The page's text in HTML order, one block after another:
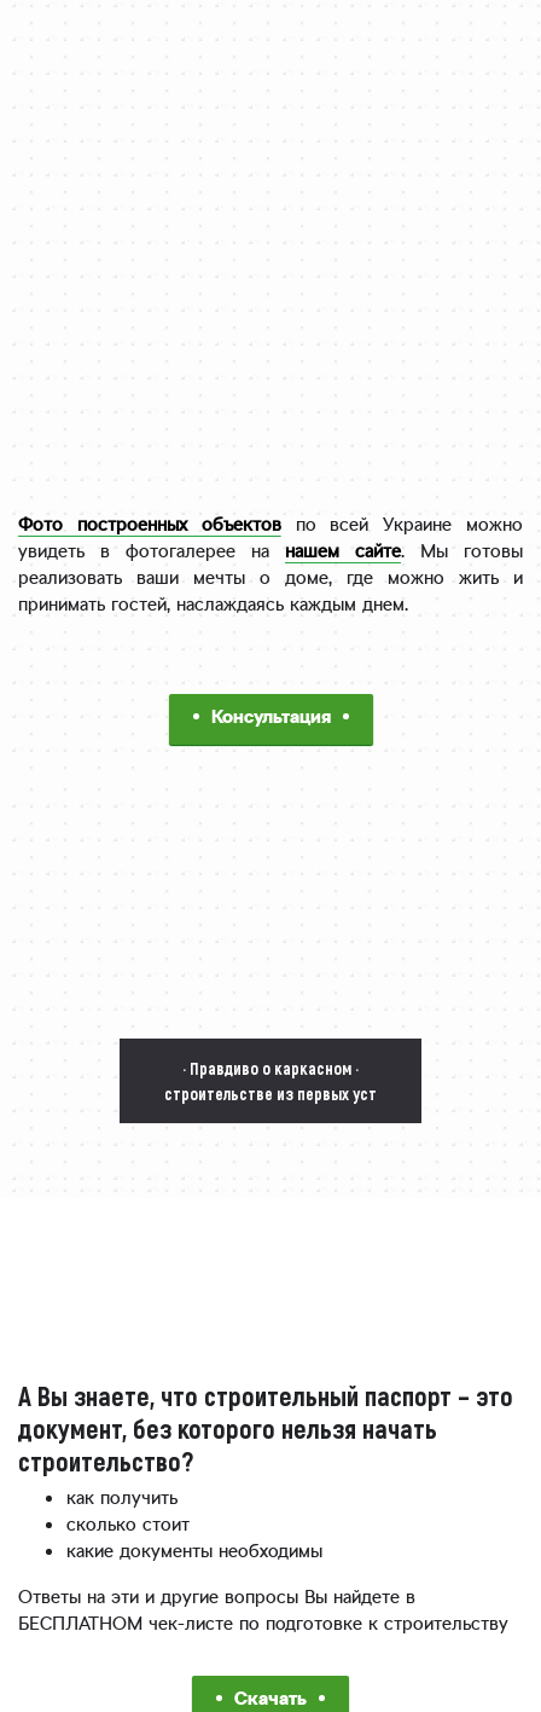
Фото построенных объектовпо всей Украине можно
увидеть в фотогалерее на нашем сайте. Мы готовы
реализовать ваши мечты о доме, где можно жить и
принимать гостей, наслаждаясь каждым днем.
Консультация
· Правдиво о каркасном ·
строительстве из первых уст
А Вы знаете, что строительный паспорт – это
документ, без которого нельзя начать
строительство?
как получить
сколько стоит
какие документы необходимы
Ответы на эти и другие вопросы Вы найдете в
БЕСПЛАТНОМ чек-листе по подготовке к строительству
Скачать